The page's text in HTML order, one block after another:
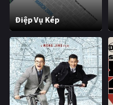
Điệp Vụ Kép